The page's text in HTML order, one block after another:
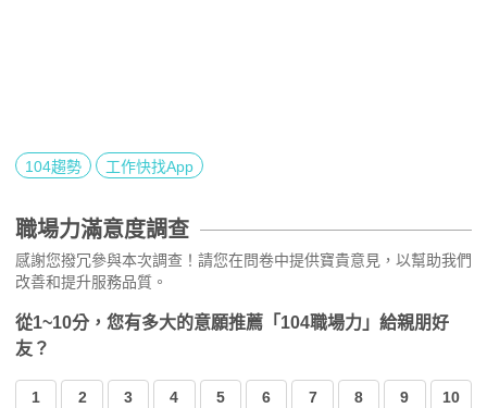
104趨勢 工作快找App
職場力滿意度調查
感謝您撥冗參與本次調查！請您在問卷中提供寶貴意見，以幫助我們
改善和提升服務品質。
從1~10分，您有多大的意願推薦「104職場力」給親朋好
友？
1 2 3 4 5 6 7 8 9 10